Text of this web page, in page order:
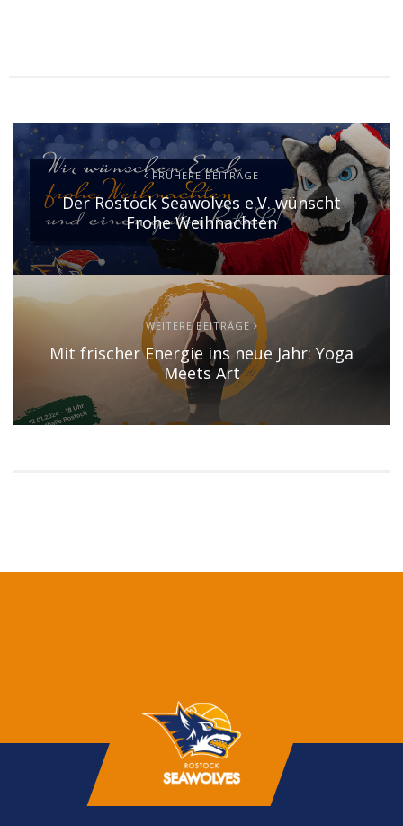
FRÜHERE BEITRÄGE
Der Rostock Seawolves e.V. wünscht
Frohe Weihnachten
WEITERE BEITRÄGE
Mit frischer Energie ins neue Jahr: Yoga
Meets Art